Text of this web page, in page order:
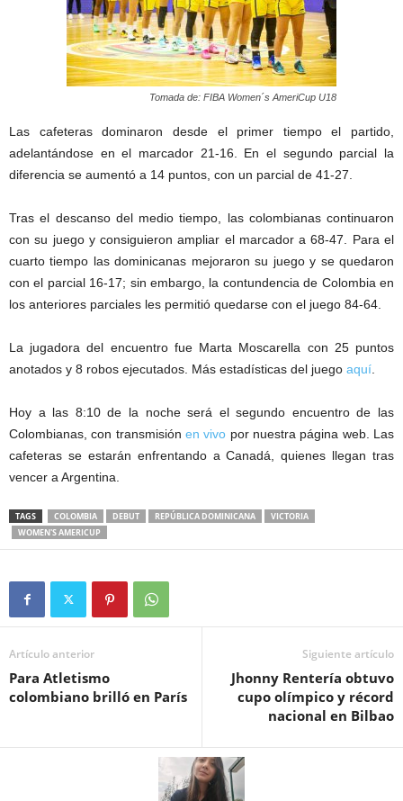
Tomada de: FIBA Women´s AmeriCup U18
Las cafeteras dominaron desde el primer tiempo el partido,
adelantándose en el marcador 21-16. En el segundo parcial la
diferencia se aumentó a 14 puntos, con un parcial de 41-27.
Tras el descanso del medio tiempo, las colombianas continuaron
con su juego y consiguieron ampliar el marcador a 68-47. Para el
cuarto tiempo las dominicanas mejoraron su juego y se quedaron
con el parcial 16-17; sin embargo, la contundencia de Colombia en
los anteriores parciales les permitió quedarse con el juego 84-64.
La jugadora del encuentro fue Marta Moscarella con 25 puntos
anotados y 8 robos ejecutados. Más estadísticas del juego aquí.
Hoy a las 8:10 de la noche será el segundo encuentro de las
Colombianas, con transmisión en vivo por nuestra página web. Las
cafeteras se estarán enfrentando a Canadá, quienes llegan tras
vencer a Argentina.
TAGS COLOMBIA DEBUT REPÚBLICA DOMINICANA
VICTORIA
WOMEN'S AMERICUP
Artículo anterior
Para Atletismo
colombiano brilló en París
Siguiente artículo
Jhonny Rentería obtuvo
cupo olímpico y récord
nacional en Bilbao